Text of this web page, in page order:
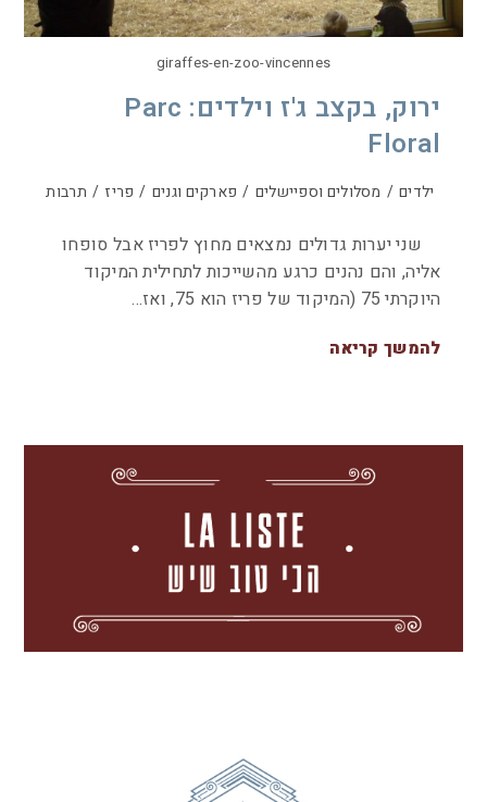
giraffes-en-zoo-vincennes
ירוק, בקצב ג'ז וילדים: Parc
Floral
ילדים / מסלולים וספיישלים / פארקים וגנים / פריז / תרבות
שני יערות גדולים נמצאים מחוץ לפריז אבל סופחו
אליה, והם נהנים כרגע מהשייכות לתחילית המיקוד
היוקרתי 75 (המיקוד של פריז הוא 75, ואז…
להמשך קריאה